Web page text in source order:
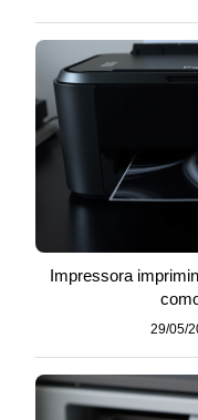
Impressora
29/05/